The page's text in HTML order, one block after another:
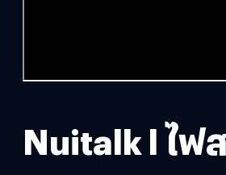
Nuitalk l ไฟ